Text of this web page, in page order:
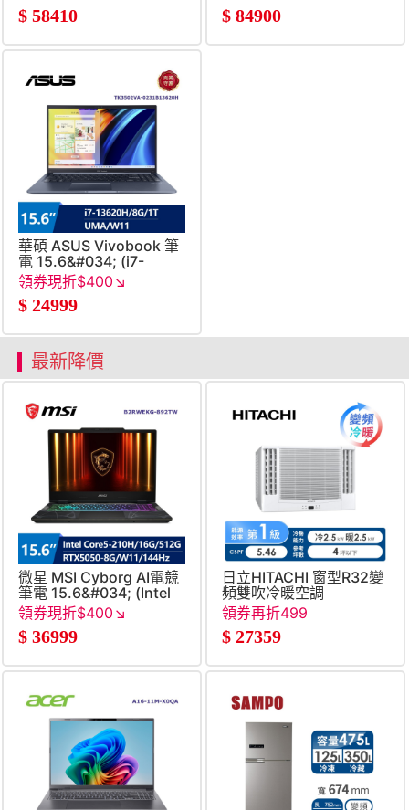
$ 58410 $ 84900
華碩 ASUS Vivobook 筆
電 15.6&#034; (i7-
13620H&#47;8G&#47;1T&#47;UMA&#47;W11)
藍
領券現折$400↘
$ 24999
最新降價
微星 MSI Cyborg AI電競
筆電 15.6&#034; (Intel
Core5-
210H&#47;16G&#47;512G&#47;RTX5050-
8G&#47;W11)
領券現折$400↘
$ 36999
日立HITACHI 窗型R32變
頻雙吹冷暖空調
領券再折499
$ 27359